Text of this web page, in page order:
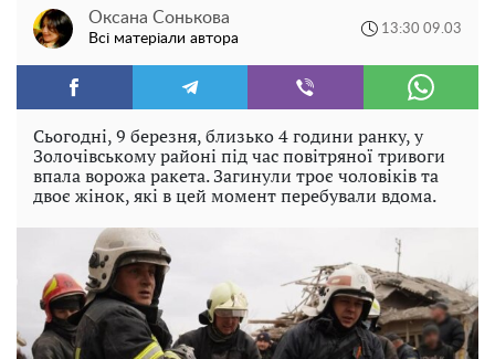
Оксана Сонькова
Всі матеріали автора
13:30 09.03
Сьогодні, 9 березня, близько 4 години ранку, у
Золочівському районі під час повітряної тривоги
впала ворожа ракета. Загинули троє чоловіків та
двоє жінок, які в цей момент перебували вдома.